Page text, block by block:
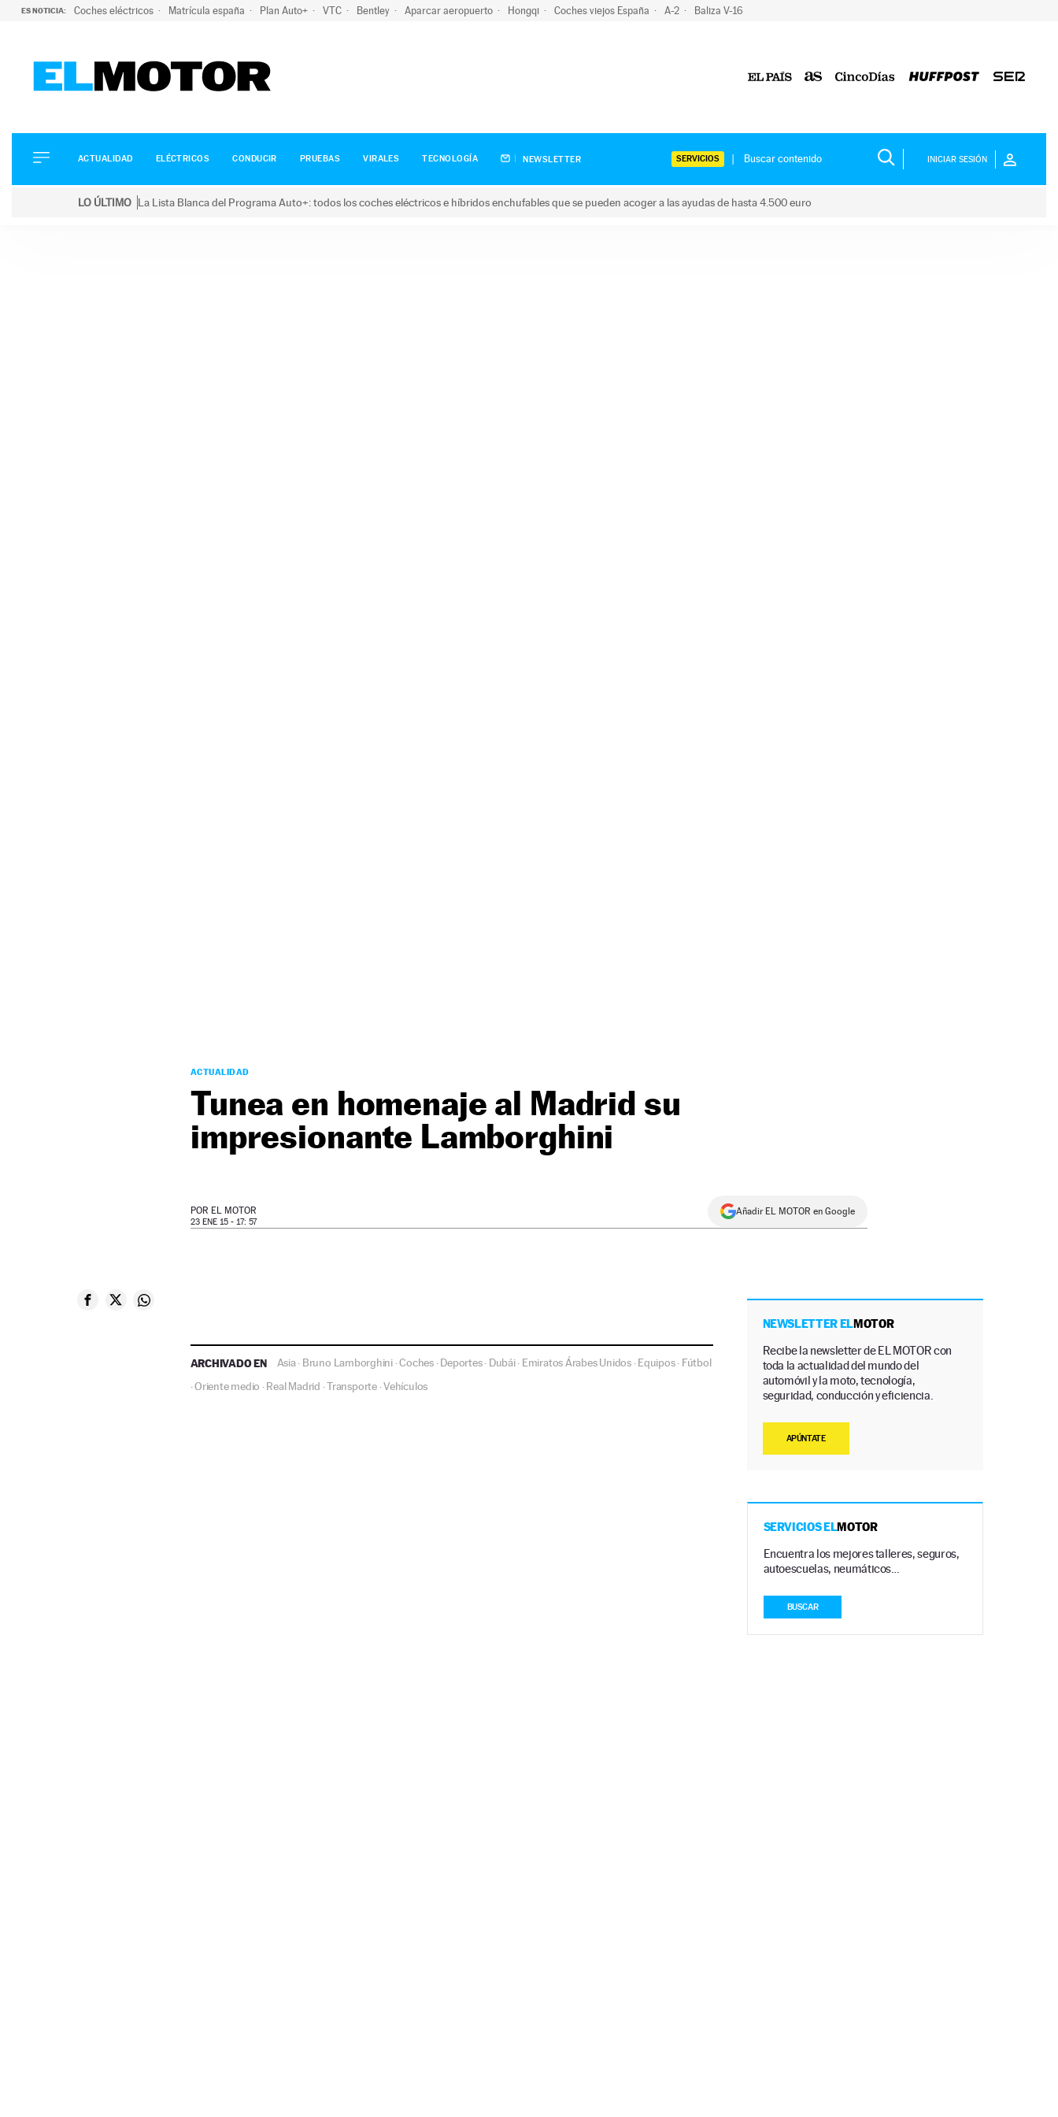
ES NOTICIA: Coches eléctricos Matrícula españa Plan Auto+ VTC Bentley Aparcar aeropuerto Hongqi Coches viejos España A-2 Baliza V-16
ELÉCTRICOS
CONDUCIR
ACTUALIDAD ELÉCTRICOS CONDUCIR PRUEBAS VIRALES TECNOLOGÍA NEWSLETTER SERVICIOS INICIAR SESIÓN
LO ÚLTIMO La Lista Blanca del Programa Auto+: todos los coches eléctricos e híbridos enchufables que se pueden acoger a las ayudas de hasta 4.500 euro
ACTUALIDAD
Tunea en homenaje al Madrid su
impresionante Lamborghini
POR EL MOTOR
23 ENE 15 - 17: 57
Añadir EL MOTOR en Google
ARCHIVADO EN Asia· Bruno Lamborghini ·Coches·Deportes· Dubái· Emiratos Árabes Unidos·Equipos· Fútbol
·Oriente medio ·Real Madrid ·Transporte·Vehículos
NEWSLETTER ELMOTOR
Recibe la newsletter de EL MOTOR con
toda la actualidad del mundo del
automóvil y la moto, tecnología,
seguridad, conducción y eficiencia.
APÚNTATE
SERVICIOS ELMOTOR
Encuentra los mejores talleres, seguros,
autoescuelas, neumáticos…
BUSCAR